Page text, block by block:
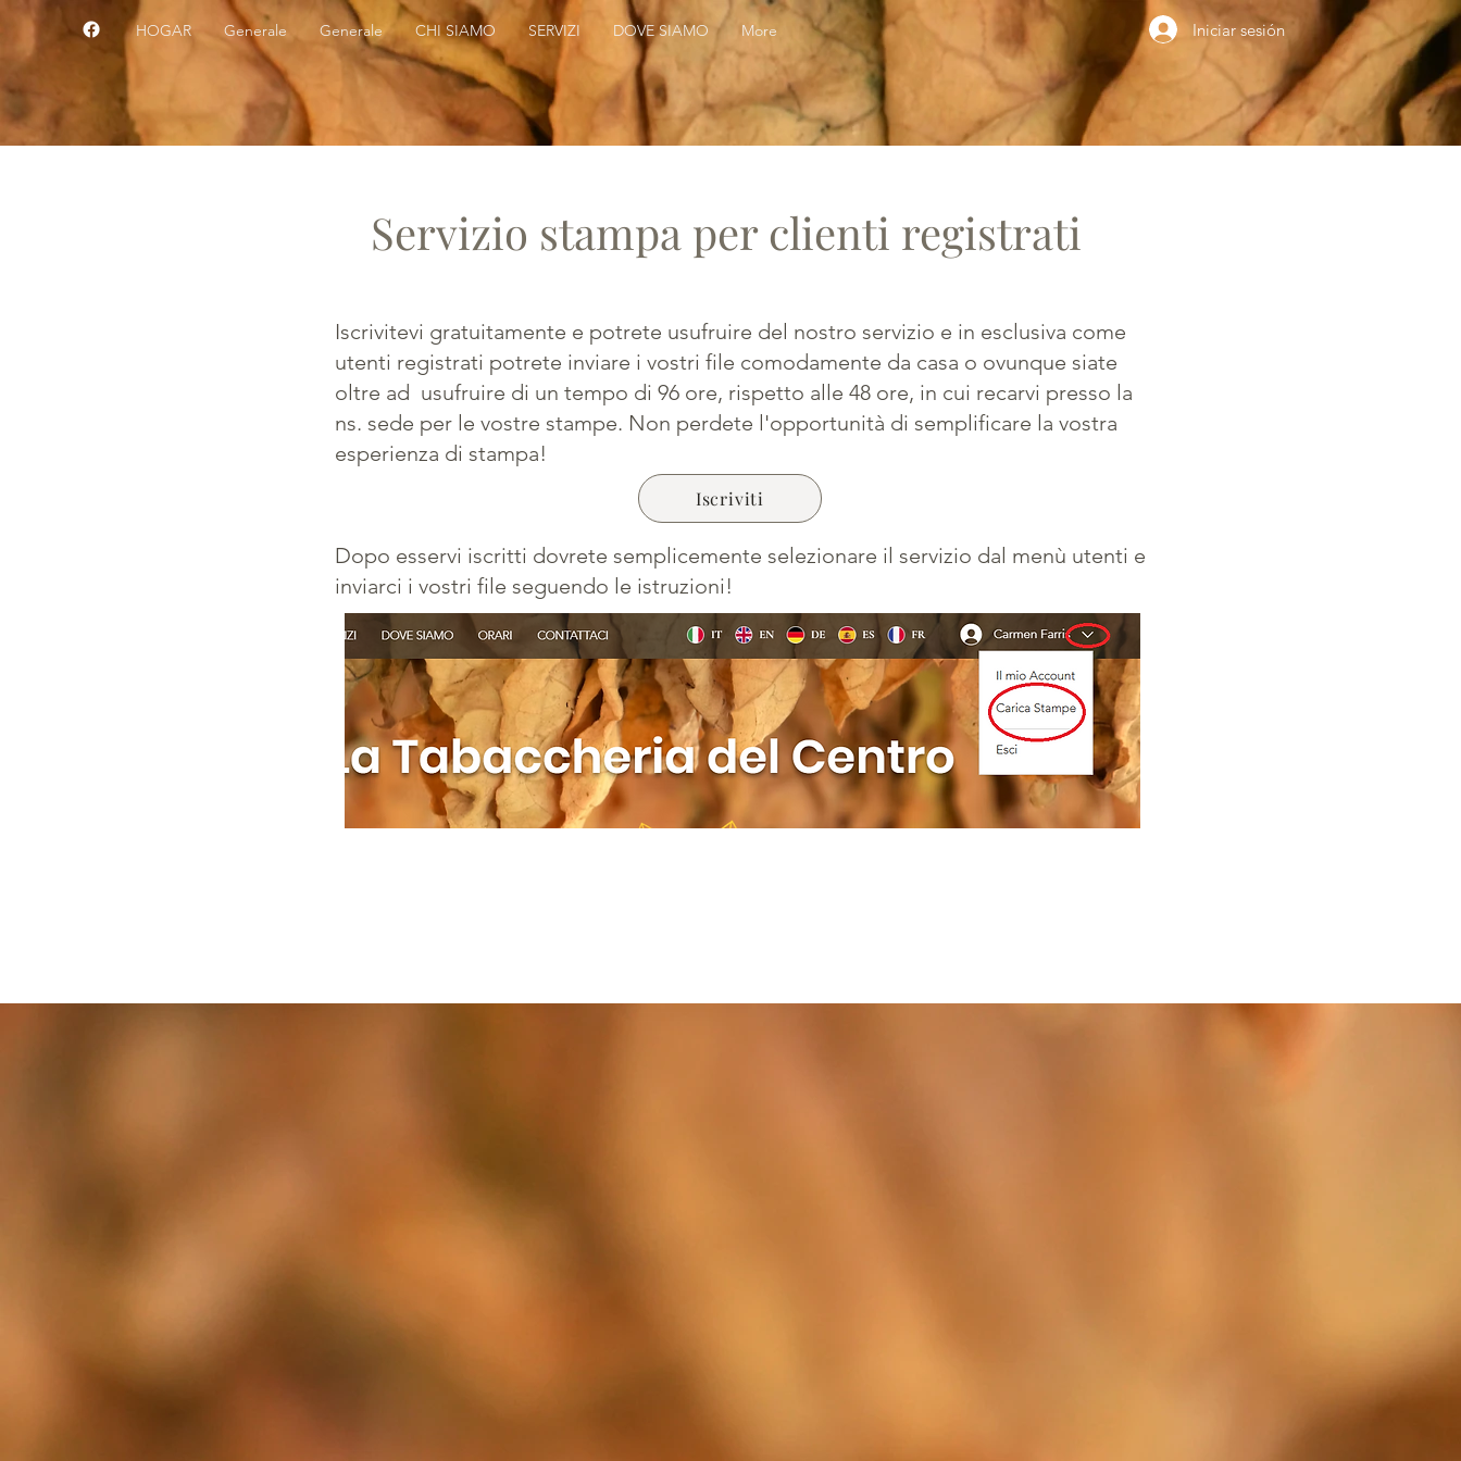
HOGAR Generale Generale CHI SIAMO SERVIZI DOVE SIAMO More Iniciar sesión
Servizio stampa per clienti registrati
Iscrivitevi gratuitamente e potrete usufruire del nostro servizio e in esclusiva come
utenti registrati potrete inviare i vostri file comodamente da casa o ovunque siate
oltre ad usufruire di un tempo di 96 ore, rispetto alle 48 ore, in cui recarvi presso la
ns. sede per le vostre stampe. Non perdete l'opportunità di semplificare la vostra
esperienza di stampa!
Iscriviti
Dopo esservi iscritti dovrete semplicemente selezionare il servizio dal menù utenti e
inviarci i vostri file seguendo le istruzioni!